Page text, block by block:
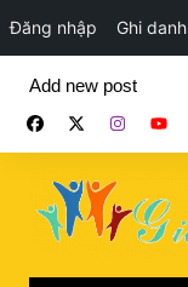
Đăng nhập Ghi danh
phần
Add new post